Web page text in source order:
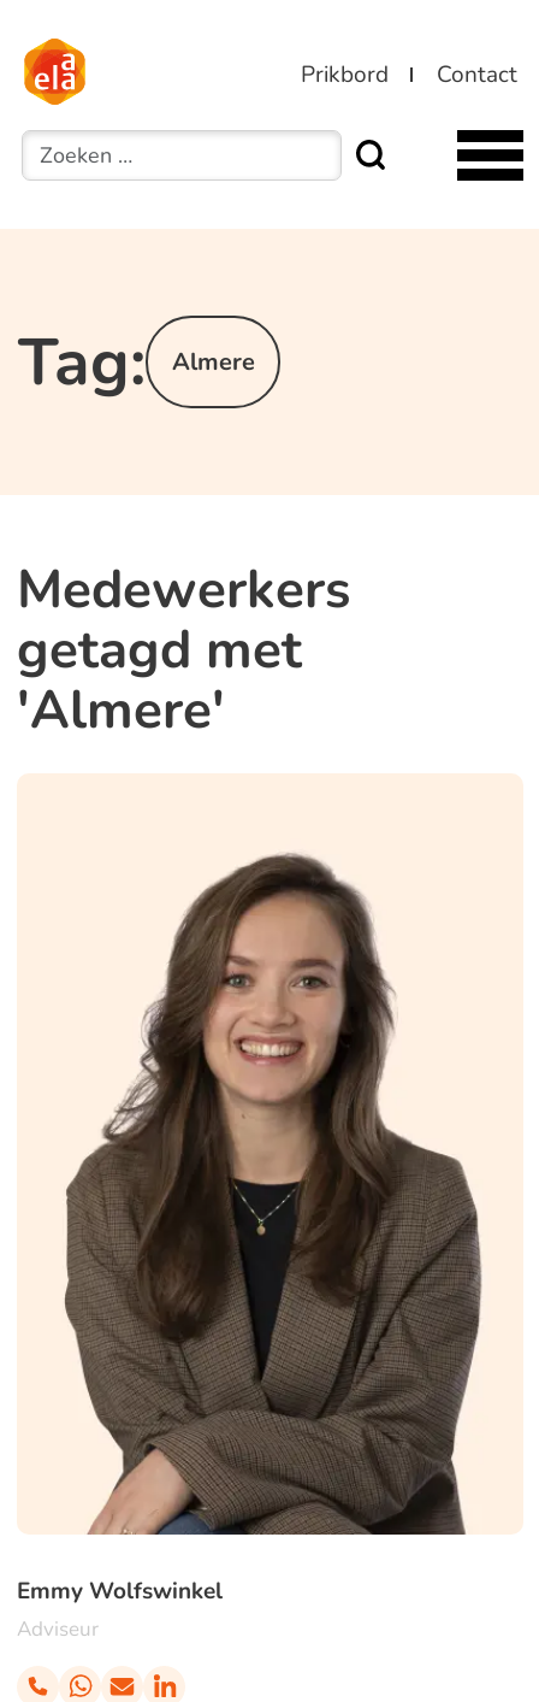
Prikbord Contact
Zoeken
Tag: Almere
Medewerkers
getagd met
'Almere'
Emmy Wolfswinkel
Adviseur